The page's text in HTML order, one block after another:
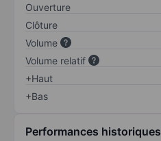
Ouverture
Clôture
Volume
Volume relatif
+Haut
+Bas
Performances historiques